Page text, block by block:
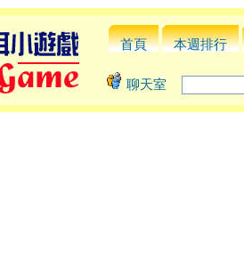
首頁 本週排行
聊天室